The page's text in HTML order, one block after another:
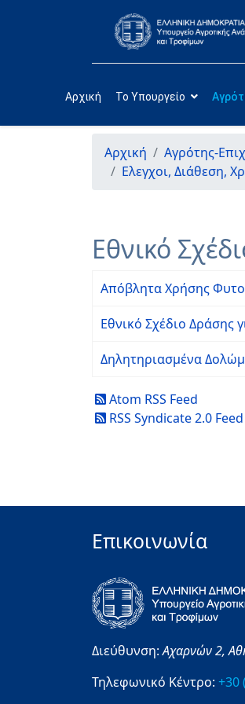
Αρχική Το Υπουργείο
Αρχική Αγρότης-
Ελεγχοι, Διάθεση,
Εθνικό
Απόβλητα Χρήσης
Εθνικό Σχέδιο
Δηλητηριασμένα
Atom RSS Feed
RSS Syndicate 2.0 Feed
Επικοινωνία
Διεύθυνση:Αχαρνών 2,
Τηλεφωνικό Κέντρο: +30